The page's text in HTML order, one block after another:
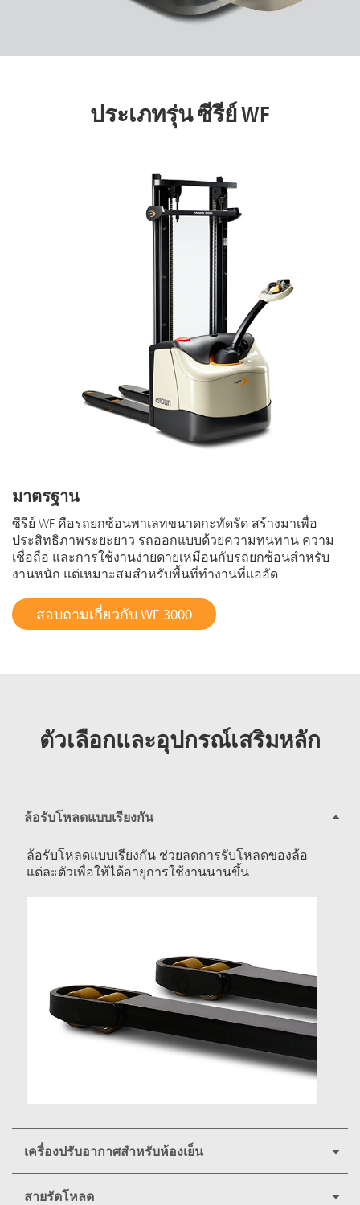
ประเภทรุ่น ซีรีย์ WF
มาตรฐาน
ซีรีย์ WF คือรถยกซ้อนพาเลทขนาดกะทัดรัด สร้างมาเพื่อ
ประสิทธิภาพระยะยาว รถออกแบบด้วยความทนทาน ความ
เชื่อถือ และการใช้งานง่ายดายเหมือนกับรถยกซ้อนสำหรับ
งานหนัก แต่เหมาะสมสำหรับพื้นที่ทำงานที่แออัด
สอบถามเกี่ยวกับ WF 3000
ตัวเลือกและอุปกรณ์เสริมหลัก
ล้อรับโหลดแบบเรียงกัน
ล้อรับโหลดแบบเรียงกัน ช่วยลดการรับโหลดของล้อ
แต่ละตัวเพื่อให้ได้อายุการใช้งานนานขึ้น
เครื่องปรับอากาศสำหรับห้องเย็น
สายรัดโหลด